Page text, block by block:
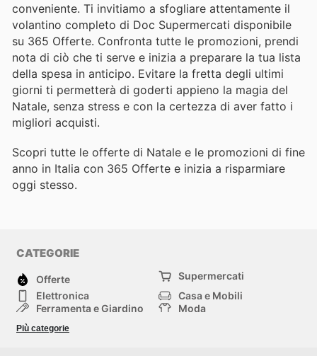
conveniente. Ti invitiamo a sfogliare attentamente il
volantino completo di Doc Supermercati disponibile
su 365 Offerte. Confronta tutte le promozioni, prendi
nota di ciò che ti serve e inizia a preparare la tua lista
della spesa in anticipo. Evitare la fretta degli ultimi
giorni ti permetterà di goderti appieno la magia del
Natale, senza stress e con la certezza di aver fatto i
migliori acquisti.
Scopri tutte le offerte di Natale e le promozioni di fine
anno in Italia con 365 Offerte e inizia a risparmiare
oggi stesso.
CATEGORIE
Offerte
Supermercati
Elettronica
Casa e Mobili
Ferramenta e Giardino
Moda
Bambini e Neonati
Più categorie